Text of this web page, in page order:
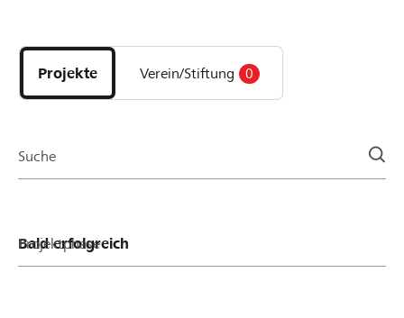
DE FR IT
Projekte
und
Organisationen
Projekte Verein/Stiftung 0
Suche
Projektphase